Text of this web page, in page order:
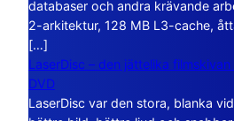
databaser och andra krävande
2-arkitektur, 128 MB L3-cache,
[…]
LaserDisc – den jättelika
DVD
LaserDisc var den stora, blanka